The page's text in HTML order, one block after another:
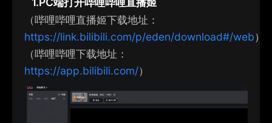
（哔哩哔哩直播姬下载地址：
https://link.bilibili.com/p/eden/download#/web）
（哔哩哔哩下载地址：
https://app.bilibili.com/）